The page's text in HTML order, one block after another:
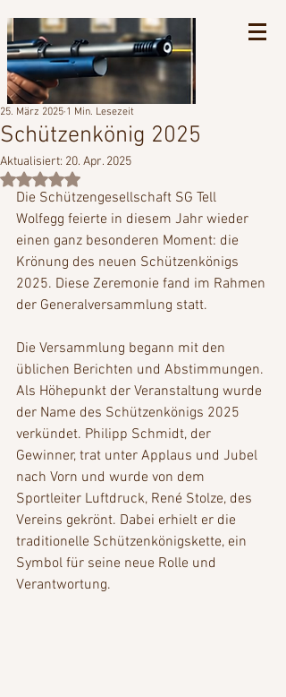
Schützenkönig 2025
25. März 2025 1 Min. Lesezeit
Aktualisiert: 20. Apr. 2025
Mit NaN von 5 Sternen bewertet.
Die Schützengesellschaft SG Tell
Wolfegg feierte in diesem Jahr wieder
einen ganz besonderen Moment: die
Krönung des neuen Schützenkönigs
2025. Diese Zeremonie fand im Rahmen
der Generalversammlung statt.
Die Versammlung begann mit den
üblichen Berichten und Abstimmungen.
Als Höhepunkt der Veranstaltung wurde
der Name des Schützenkönigs 2025
verkündet. Philipp Schmidt, der
Gewinner, trat unter Applaus und Jubel
nach Vorn und wurde von dem
Sportleiter Luftdruck, René Stolze, des
Vereins gekrönt. Dabei erhielt er die
traditionelle Schützenkönigskette, ein
Symbol für seine neue Rolle und
Verantwortung.